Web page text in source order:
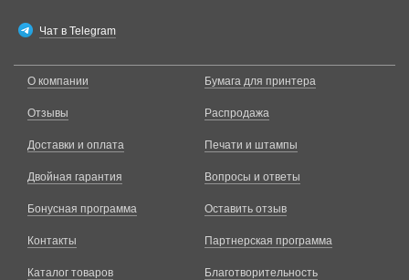
Чат в Telegram
О компании
Отзывы
Доставки и оплата
Двойная гарантия
Бонусная программа
Контакты
Каталог товаров
Бумага для принтера
Распродажа
Печати и штампы
Вопросы и ответы
Оставить отзыв
Партнерская программа
Благотворительность